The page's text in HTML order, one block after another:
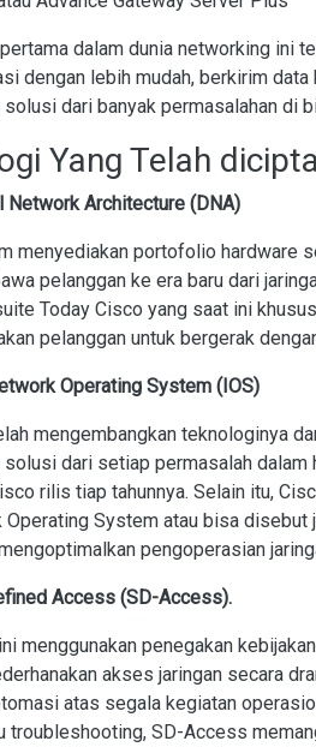
dalam dunia networking ini
dengan lebih mudah, berkirim
dari banyak permasalahan di
Yang Telah
Network Architecture (DNA)
menyediakan portofolio hardware
pelanggan ke era baru dari
Today Cisco yang saat ini
pelanggan untuk bergerak
Operating System (IOS)
mengembangkan teknologinya
dari setiap permasalah dalam
rilis tiap tahunnya. Selain itu,
System atau bisa disebut
pengoperasian
Access (SD-Access).
menggunakan penegakan
akses jaringan secara
atas segala kegiatan
troubleshooting, SD-Access